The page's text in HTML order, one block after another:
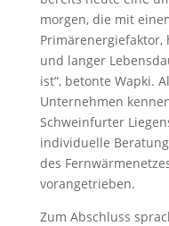
morgen, die mit
Primärenergiefaktor,
und langer
ist“, betonte Wapki.
Unternehmen
Schweinfurter
individuelle
des
vorangetrieben.
Zum Abschluss